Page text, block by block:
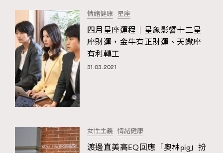
情緒健康 星座
四月星座運程｜星象影響十二星
座財運，金牛有正財運、天蠍座
有利轉工
31.03.2021
女性主義 情緒健康
渡邊直美高EQ回應「奧林pig」扮